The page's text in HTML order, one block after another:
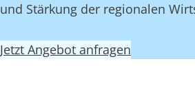
und Stärkung der regionalen
Jetzt Angebot anfragen